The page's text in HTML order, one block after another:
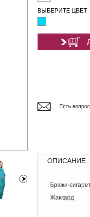
ВЫБЕРИТЕ ЦВЕТ
Есть
ОПИСАНИЕ
Брюки-
Жаккард